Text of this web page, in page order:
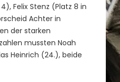
Felix Stenz (Platz 8 in
Achter in
der starken
mussten Noah
Heinrich (24.), beide